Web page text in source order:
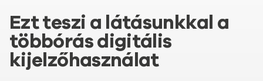
Ezt teszi a látásunkkal a
többórás digitális
kijelzőhasználat